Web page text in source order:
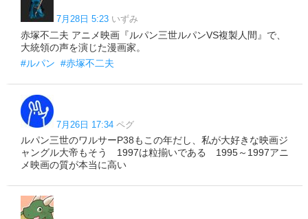
7月28日 5:23 いずみ
赤塚不二夫 アニメ映画『ルパン三世ルパンVS複製人間』で、
大統領の声を演じた漫画家。
#ルパン #赤塚不二夫
7月26日 17:34 ペグ
ルパン三世のワルサーP38もこの年だし、私が大好きな映画ジ
ャングル大帝もそう 1997は粒揃いである 1995～1997アニ
メ映画の質が本当に高い